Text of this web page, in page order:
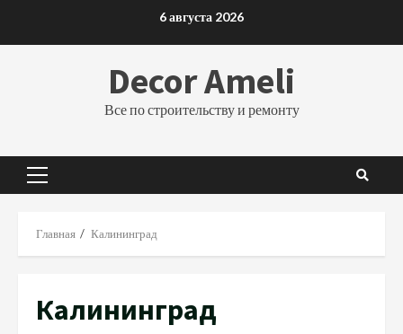
6 августа 2026
Decor Ameli
Все по строительству и ремонту
Основное
Главная Калининград
Калининград